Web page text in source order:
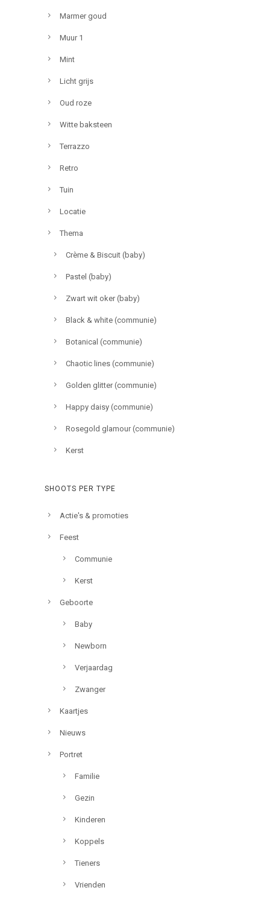
Marmer goud
Muur 1
Mint
Licht grijs
Oud roze
Witte baksteen
Terrazzo
Retro
Tuin
Locatie
Thema
Crème & Biscuit (baby)
Pastel (baby)
Zwart wit oker (baby)
Black & white (communie)
Botanical (communie)
Chaotic lines (communie)
Golden glitter (communie)
Happy daisy (communie)
Rosegold glamour (communie)
Kerst
SHOOTS PER TYPE
Actie's & promoties
Feest
Communie
Kerst
Geboorte
Baby
Newborn
Verjaardag
Zwanger
Kaartjes
Nieuws
Portret
Familie
Gezin
Kinderen
Koppels
Tieners
Vrienden